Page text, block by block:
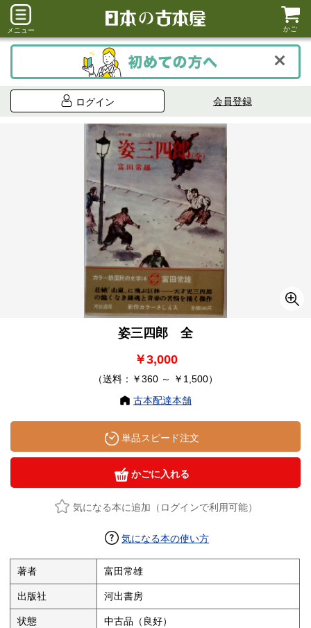
メニュー かご
ログイン 会員登録
姿三四郎 全
￥3,000
（送料：￥360 ～ ￥1,500）
古本配達本舗
単品スピード注文
かごに入れる
気になる本に追加（ログインで利用可能）
気になる本の使い方
著者 富田常雄
出版社 河出書房
状態 中古品（良好）